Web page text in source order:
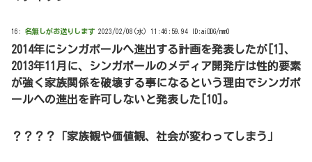
16: 名無しがお送りします 2023/02/08(水) 11:46:59.94 ID:aiDDG/mm0
2014年にシンガポールへ進出する計画を発表したが[1]、
2013年11月に、シンガポールのメディア開発庁は性的要素
が強く家族関係を破壊する事になるという理由でシンガポ
ールへの進出を許可しないと発表した[10]。
？？？？「家族観や価値観、社会が変わってしまう」